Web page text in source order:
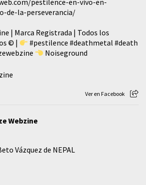
pestilence-en-vivo-en-
de-la-perseverancia/
| Marca Registrada | Todos los
© |
#pestilence #deathmetal #death
Noiseground
Ver en Facebook
Webzine
Vázquez de NEPAL